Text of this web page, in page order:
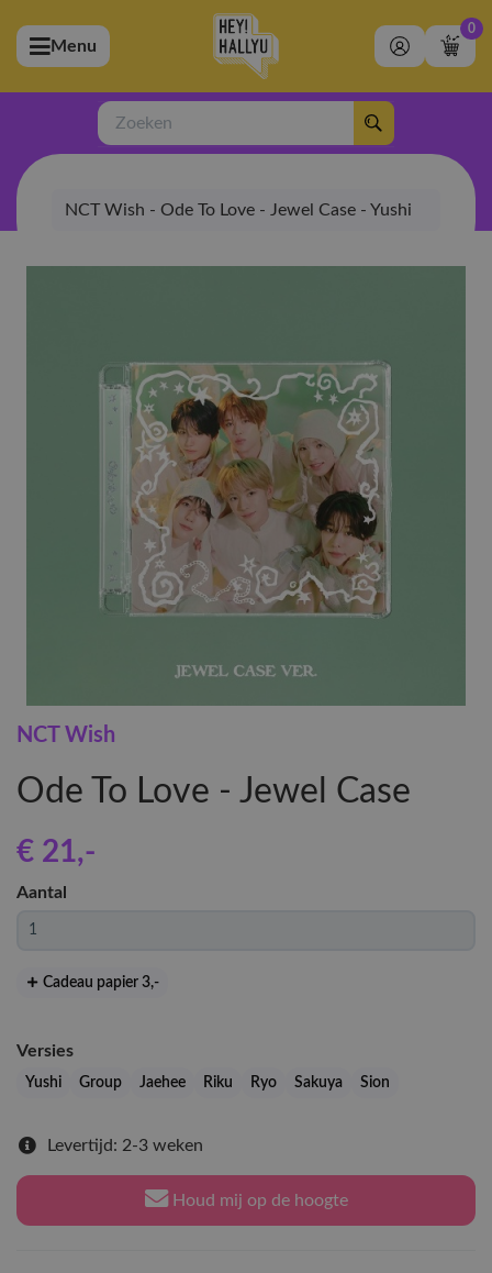
(Artiesten)
(Merchandise)
(Exclusive)
(Winkel)
Menu
0
Zoeken
NCT Wish - Ode To Love - Jewel Case - Yushi
NCT Wish
Ode To Love - Jewel Case
€ 21,-
Aantal
Cadeau papier 3,-
Versies
Yushi Group Jaehee Riku Ryo Sakuya Sion
Levertijd: 2-3 weken
Houd mij op de hoogte